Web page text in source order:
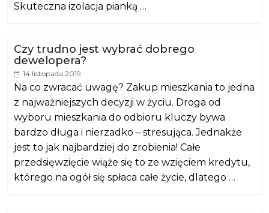
Skuteczna izolacja pianką …
Czy trudno jest wybrać dobrego
dewelopera?
14 listopada 2019
Na co zwracać uwagę? Zakup mieszkania to jedna
z najważniejszych decyzji w życiu. Droga od
wyboru mieszkania do odbioru kluczy bywa
bardzo długa i nierzadko – stresująca. Jednakże
jest to jak najbardziej do zrobienia! Całe
przedsięwzięcie wiąże się to ze wzięciem kredytu,
którego na ogół się spłaca całe życie, dlatego …